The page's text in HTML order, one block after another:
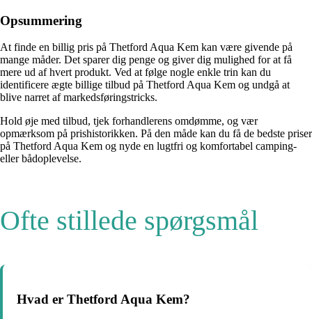
Opsummering
At finde en billig pris på Thetford Aqua Kem kan være givende på
mange måder. Det sparer dig penge og giver dig mulighed for at få
mere ud af hvert produkt. Ved at følge nogle enkle trin kan du
identificere ægte billige tilbud på Thetford Aqua Kem og undgå at
blive narret af markedsføringstricks.
Hold øje med tilbud, tjek forhandlerens omdømme, og vær
opmærksom på prishistorikken. På den måde kan du få de bedste priser
på Thetford Aqua Kem og nyde en lugtfri og komfortabel camping-
eller bådoplevelse.
Ofte stillede spørgsmål
Hvad er Thetford Aqua Kem?